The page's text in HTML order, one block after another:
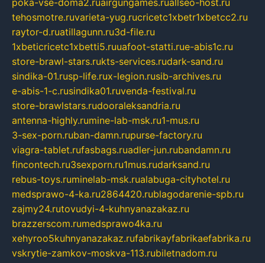
tehosmotre.ruvarieta-yug.rucricetc1xbetr1xbetcc2.ru
raytor-d.ruatillagunn.ru3d-file.ru
1xbeticricetc1xbetti5.ruuafoot-statti.rue-abis1c.ru
store-brawl-stars.rukts-services.rudark-sand.ru
sindika-01.rusp-life.rux-legion.rusib-archives.ru
e-abis-1-c.rusindika01.ruvenda-festival.ru
store-brawlstars.rudooraleksandria.ru
antenna-highly.rumine-lab-msk.ru1-mus.ru
3-sex-porn.ruban-damn.rupurse-factory.ru
viagra-tablet.rufasbags.ruadler-jun.rubandamn.ru
fincontech.ru3sexporn.ru1mus.rudarksand.ru
rebus-toys.ruminelab-msk.rualabuga-cityhotel.ru
medsprawo-4-ka.ru2864420.rublagodarenie-spb.ru
zajmy24.rutovudyi-4-kuhnyanazakaz.ru
brazzerscom.rumedsprawo4ka.ru
xehyroo5kuhnyanazakaz.rufabrikayfabrikaefabrika.ru
vskrytie-zamkov-moskva-113.rubiletnadom.ru